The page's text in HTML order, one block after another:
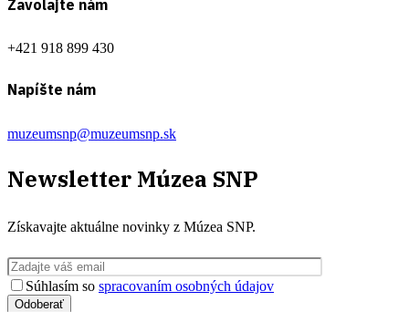
Zavolajte nám
+421 918 899 430
Napíšte nám
muzeumsnp@muzeumsnp.sk
Newsletter Múzea SNP
Získavajte aktuálne novinky z Múzea SNP.
Súhlasím so spracovaním osobných údajov
Odoberať